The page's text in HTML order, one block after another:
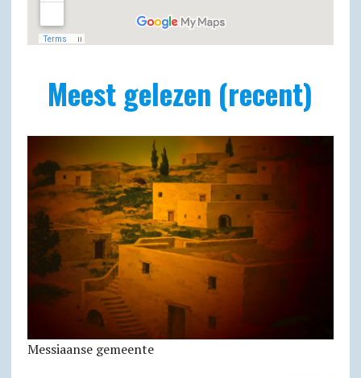
Meest gelezen (recent)
Messiaanse gemeente